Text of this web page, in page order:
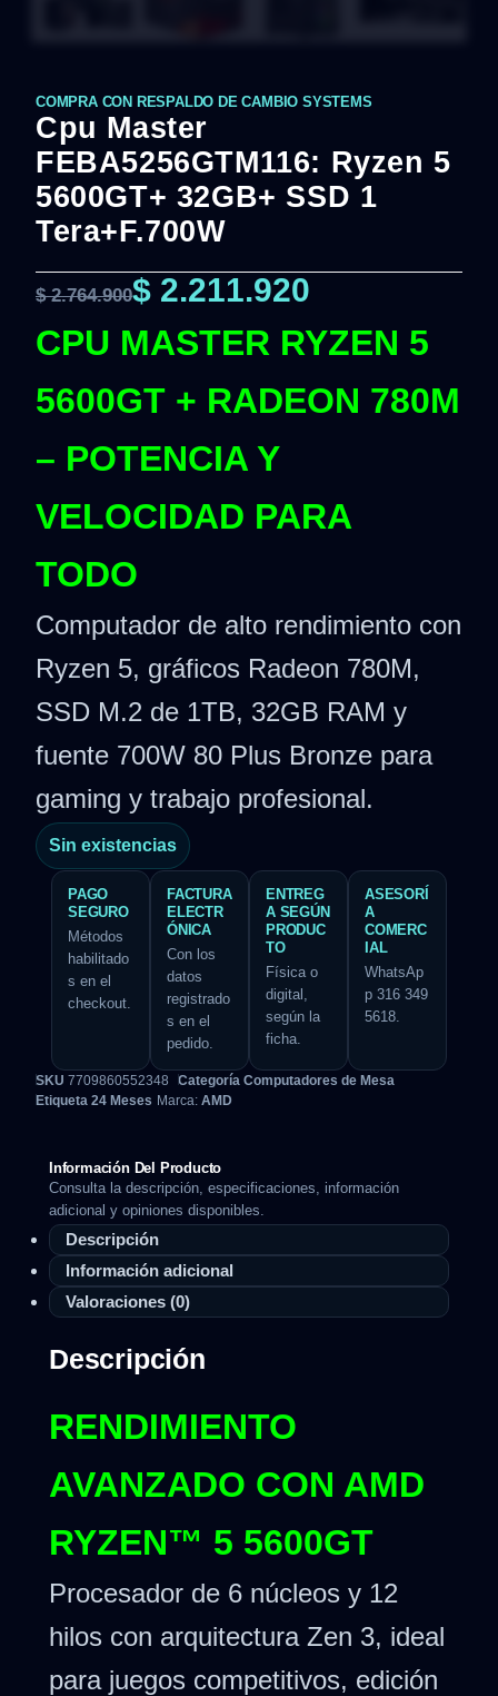
COMPRA CON RESPALDO DE CAMBIO SYSTEMS
Cpu Master
FEBA5256GTM116: Ryzen 5
5600GT+ 32GB+ SSD 1
Tera+F.700W
$2.764.900$ 2.211.920
CPU MASTER RYZEN 5
5600GT + RADEON 780M
– POTENCIA Y
VELOCIDAD PARA
TODO
Computador de alto rendimiento con
Ryzen 5, gráficos Radeon 780M,
SSD M.2 de 1TB, 32GB RAM y
fuente 700W 80 Plus Bronze para
gaming y trabajo profesional.
Sin existencias
PAGO
SEGURO
Métodos
habilitado
s en el
checkout.
FACTURA
ELECTR
ÓNICA
Con los
datos
registrado
s en el
pedido.
ENTREG
A SEGÚN
PRODUC
TO
Física o
digital,
según la
ficha.
ASESORÍ
A
COMERC
IAL
WhatsAp
p 316 349
5618.
SKU 7709860552348 Categoría Computadores de Mesa
Etiqueta 24 Meses Marca: AMD
Información Del Producto
Consulta la descripción, especificaciones, información
adicional y opiniones disponibles.
Descripción
Información adicional
Valoraciones (0)
Descripción
RENDIMIENTO
AVANZADO CON AMD
RYZEN™ 5 5600GT
Procesador de 6 núcleos y 12
hilos con arquitectura Zen 3, ideal
para juegos competitivos, edición